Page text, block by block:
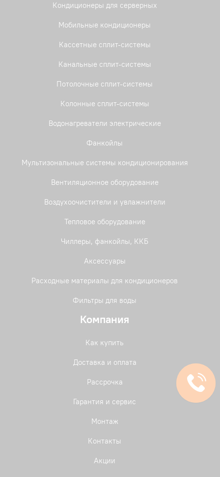
Кондиционеры для серверных
Мобильные кондиционеры
Кассетные сплит-системы
Канальные сплит-системы
Потолочные сплит-системы
Колонные сплит-системы
Водонагреватели электрические
Фанкойлы
Мультизональные системы кондиционирования
Вентиляционное оборудование
Воздухоочистители и увлажнители
Тепловое оборудование
Чиллеры, фанкойлы, ККБ
Аксессуары
Расходные материалы для кондиционеров
Фильтры для воды
Компания
Как купить
Доставка и оплата
Рассрочка
Гарантия и сервис
Монтаж
Контакты
Акции